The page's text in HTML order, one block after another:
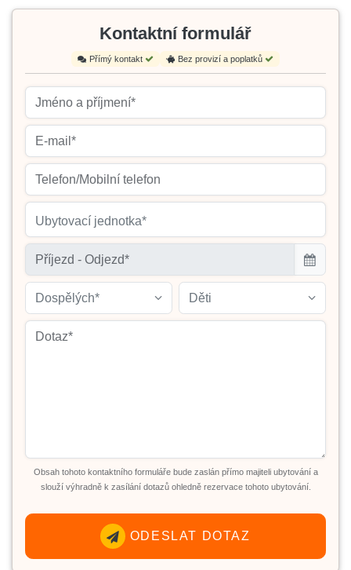
Kontaktní formulář
Přímý kontakt Bez provizí a poplatků
Ubytovací jednotka*
Dospělých* Děti
Obsah tohoto kontaktního formuláře bude zaslán přímo majiteli ubytování a
slouží výhradně k zasílání dotazů ohledně rezervace tohoto ubytování.
ODESLAT DOTAZ